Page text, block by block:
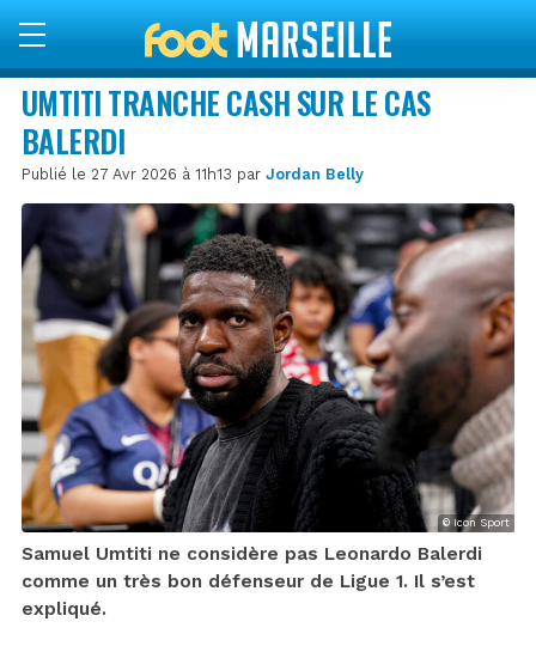
UMTITI TRANCHE CASH SUR LE CAS
BALERDI
Publié le 27 Avr 2026 à 11h13 par Jordan Belly
© Icon Sport
Samuel Umtiti ne considère pas Leonardo Balerdi
comme un très bon défenseur de Ligue 1. Il s’est
expliqué.